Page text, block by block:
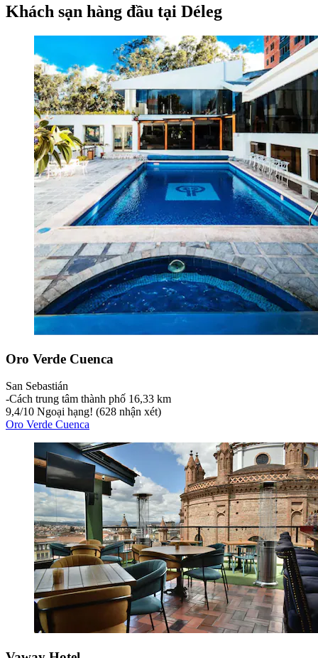
Khách sạn hàng đầu tại Déleg
Oro Verde Cuenca
San Sebastián
‐Cách trung tâm thành phố 16,33 km
9,4/10 Ngoại hạng! (628 nhận xét)
Oro Verde Cuenca